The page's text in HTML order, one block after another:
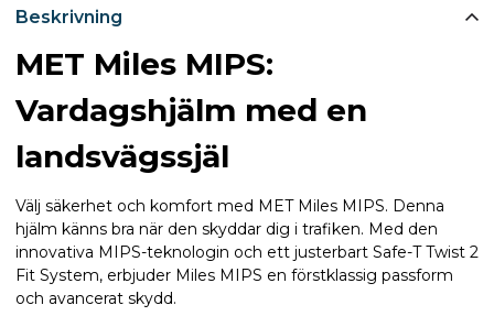
Beskrivning
MET Miles MIPS:
Vardagshjälm med en
landsvägssjäl
Välj säkerhet och komfort med MET Miles MIPS. Denna
hjälm känns bra när den skyddar dig i trafiken. Med den
innovativa MIPS-teknologin och ett justerbart Safe-T Twist 2
Fit System, erbjuder Miles MIPS en förstklassig passform
och avancerat skydd.